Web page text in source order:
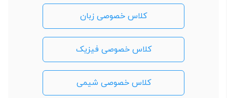
کلاس خصوصی زبان
کلاس خصوصی فیزیک
کلاس خصوصی شیمی